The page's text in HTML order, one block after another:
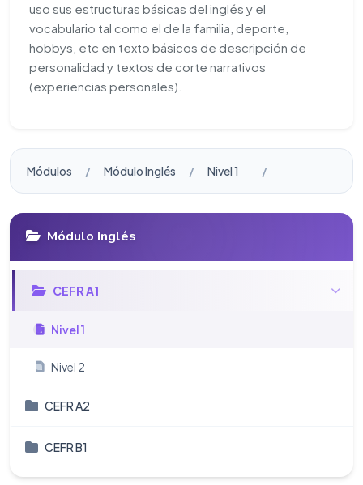
uso sus estructuras básicas del inglés y el
vocabulario tal como el de la familia, deporte,
hobbys, etc en texto básicos de descripción de
personalidad y textos de corte narrativos
(experiencias personales).
Módulos Módulo Inglés Nivel 1
Módulo Inglés
CEFR A1
Nivel 1
Nivel 2
CEFR A2
CEFR B1